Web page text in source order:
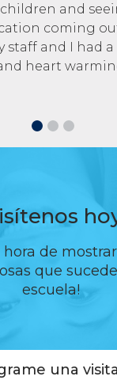
and
coming
staff and I had
heart
hora de
que
escuela!
una visita